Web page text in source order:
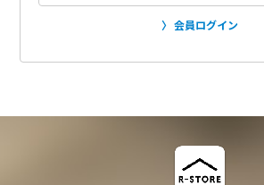
会員ログイン